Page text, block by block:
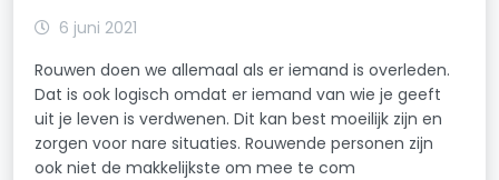
6 juni 2021
Rouwen doen we allemaal als er iemand is overleden.
Dat is ook logisch omdat er iemand van wie je geeft
uit je leven is verdwenen. Dit kan best moeilijk zijn en
zorgen voor nare situaties. Rouwende personen zijn
ook niet de makkelijkste om mee te com